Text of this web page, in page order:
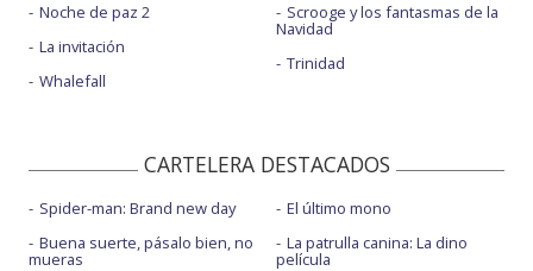
Noche de paz 2
La invitación
Whalefall
Scrooge y los fantasmas de la
Navidad
Trinidad
CARTELERA DESTACADOS
Spider-man: Brand new day
Buena suerte, pásalo bien, no
mueras
El último mono
La patrulla canina: La dino
película